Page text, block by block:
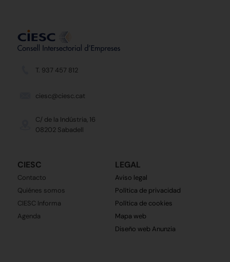
T. 937 457 812
ciesc@ciesc.cat
C/ de la Indústria, 16
08202 Sabadell
CIESC
Contacto
Quiénes somos
CIESC Informa
Agenda
LEGAL
Aviso legal
Política de privacidad
Política de cookies
Mapa web
Diseño web Anunzia